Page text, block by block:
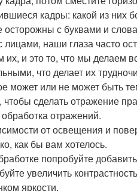
кадры: какой из них
осторожны с буквами и
лицами, наши глаза часто
их, и это то, что мы делаем
что делает их
может или не может быть
чтобы сделать отражение
отражений.
от освещения и
как бы вам хотелось.
попробуйте
увеличить
яркости.